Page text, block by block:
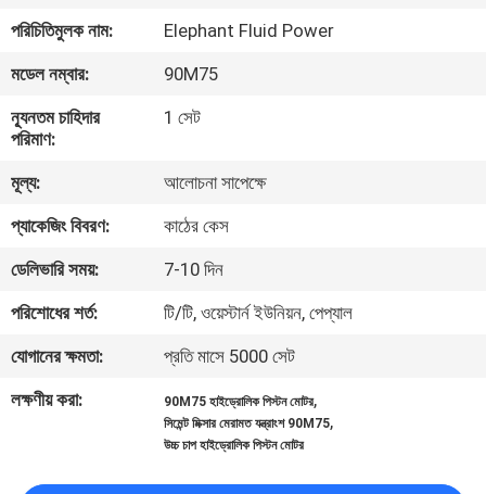
আমাদের
সম্পর্কে
কারখানা
ভ্রমণ
মান
নিয়ন্ত্রণ
যোগাযোগ
করুন
পরিচিতিমুলক নাম:
Elephant Fluid Power
মডেল নম্বার:
90M75
ন্যূনতম চাহিদার
পরিমাণ:
1 সেট
মূল্য:
আলোচনা সাপেক্ষে
প্যাকেজিং বিবরণ:
কাঠের কেস
ডেলিভারি সময়:
7-10 দিন
পরিশোধের শর্ত:
টি/টি, ওয়েস্টার্ন ইউনিয়ন, পেপ্যাল
যোগানের ক্ষমতা:
প্রতি মাসে 5000 সেট
লক্ষণীয় করা:
90M75 হাইড্রোলিক পিস্টন মোটর,
সিমেন্ট মিক্সার মেরামত যন্ত্রাংশ 90M75,
উচ্চ চাপ হাইড্রোলিক পিস্টন মোটর